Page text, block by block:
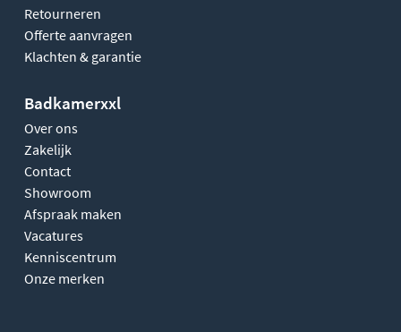
Retourneren
Offerte aanvragen
Klachten & garantie
Badkamerxxl
Over ons
Zakelijk
Contact
Showroom
Afspraak maken
Vacatures
Kenniscentrum
Onze merken